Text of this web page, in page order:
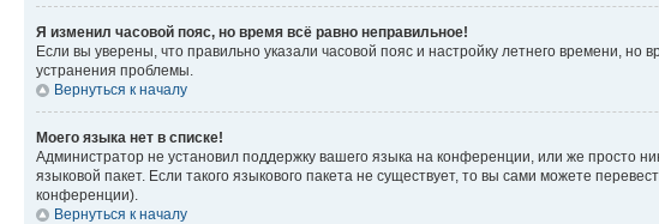
Я изменил часовой пояс, но время всё равно неправильное!
Если вы уверены, что правильно указали часовой пояс и настройку летнего времени,
устранения проблемы.
Вернуться к началу
Моего языка нет в списке!
Администратор не установил поддержку вашего языка на конференции, или же просто
языковой пакет. Если такого языкового пакета не существует, то вы сами можете
конференции).
Вернуться к началу